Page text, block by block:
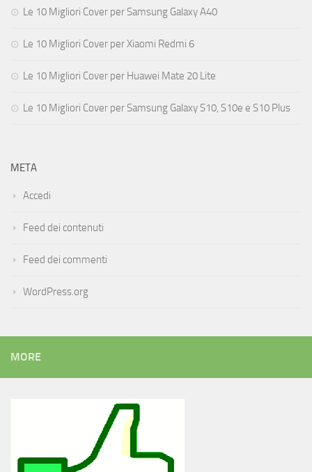
Le 10 Migliori Cover per Samsung Galaxy A40
Le 10 Migliori Cover per Xiaomi Redmi 6
Le 10 Migliori Cover per Huawei Mate 20 Lite
Le 10 Migliori Cover per Samsung Galaxy S10, S10e e S10 Plus
META
Accedi
Feed dei contenuti
Feed dei commenti
WordPress.org
MORE